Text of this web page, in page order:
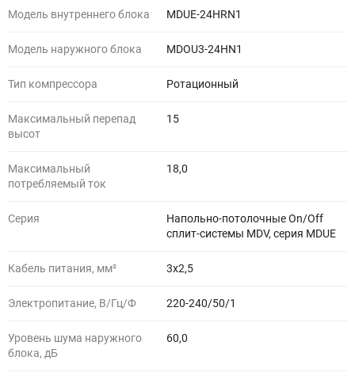
Модель внутреннего блока MDUE-24HRN1
Модель наружного блока MDOU3-24HN1
Тип компрессора Ротационный
Максимальный перепад
высот
15
Максимальный
потребляемый ток
18,0
Серия
Напольно-потолочные On/Off
сплит-системы MDV, серия MDUE
Кабель питания, мм² 3х2,5
Электропитание, В/Гц/Ф 220-240/50/1
Уровень шума наружного
блока, дБ
60,0